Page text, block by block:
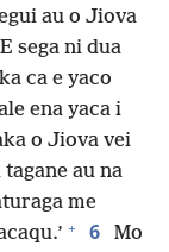
au o Jiova
E sega ni dua
ca e yaco
ena yaca i
o Jiova vei
au na
me
+ 6
Mo